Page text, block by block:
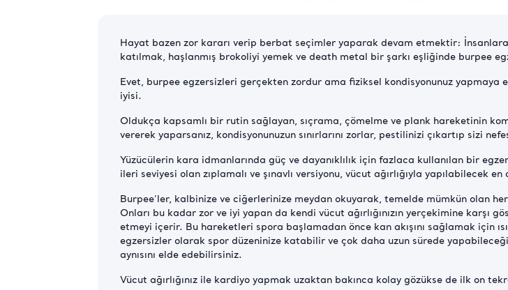
Hayat bazen zor kararı verip berbat seçimler yaparak devam etmektir: İnsanlara
katılmak, haşlanmış brokoliyi yemek ve death metal bir şarkı eşliğinde burpee
Evet, burpee egzersizleri gerçekten zordur ama fiziksel kondisyonunuz
iyisi.
Oldukça kapsamlı bir rutin sağlayan, sıçrama, çömelme ve plank hareketinin
vererek yaparsanız, kondisyonunuzun sınırlarını zorlar, pestilinizi çıkartıp sizi
Yüzücülerin kara idmanlarında güç ve dayanıklılık için fazlaca kullanılan bir
ileri seviyesi olan zıplamalı ve şınavlı versiyonu, vücut ağırlığıyla yapılabilecek
Burpee’ler, kalbinize ve ciğerlerinize meydan okuyarak, temelde mümkün olan
Onları bu kadar zor ve iyi yapan da kendi vücut ağırlığınızın yerçekimine karşı
etmeyi içerir. Bu hareketleri spora başlamadan önce kan akışını sağlamak için
egzersizler olarak spor düzeninize katabilir ve çok daha uzun sürede
aynısını elde edebilirsiniz.
Vücut ağırlığınız ile kardiyo yapmak uzaktan bakınca kolay gözükse de ilk on